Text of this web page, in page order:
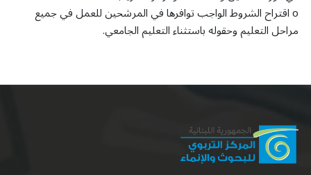
o اقتراح الشروط الواجب توافرها في المرشحين للعمل في جميع
مراحل التعليم وحقوله باستثناء التعليم الجامعي.